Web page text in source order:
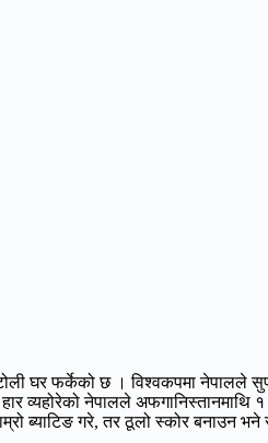
घर फर्केको छ । विश्वकपमा नेपालले
व्यहोरेको नेपालले
ब्याटिङ गरे, तर ठूलो स्कोर बनाउन